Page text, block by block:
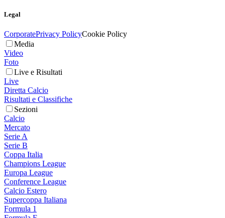
Legal
CorporatePrivacy PolicyCookie Policy
Media
Video
Foto
Live e Risultati
Live
Diretta Calcio
Risultati e Classifiche
Sezioni
Calcio
Mercato
Serie A
Serie B
Coppa Italia
Champions League
Europa League
Conference League
Calcio Estero
Supercoppa Italiana
Formula 1